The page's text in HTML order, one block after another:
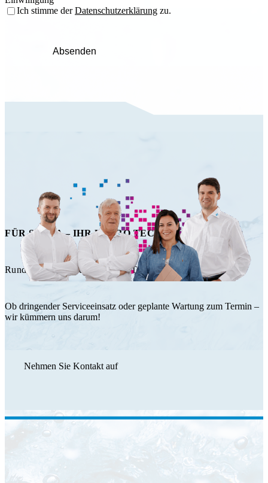
Ich stimme derDatenschutzerklärung zu.
Absenden
FÜR SIE DA – IHR HAPRO TECHNIK TEAM!
Rundum Service durch das HT Team.
Ob dringender Serviceeinsatz oder geplante Wartung zum Termin –
wir kümmern uns darum!
Nehmen Sie Kontakt auf